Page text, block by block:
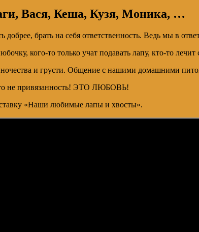
Вася, Кеша, Кузя, Моника, …
добрее, брать на себя ответственность. Ведь мы в
кого-то только учат подавать лапу, кто-то
и грусти. Общение с нашими домашними
не привязанность! ЭТО ЛЮБОВЬ!
«Наши любимые лапы и хвосты».